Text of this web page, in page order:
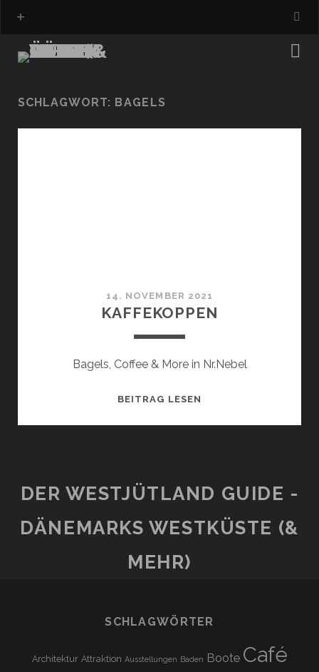
SCHLAGWORT: BAGELS
14. NOVEMBER 2021
KAFFEKOPPEN
Bagels, Coffee & More in Nr.Nebel
BEITRAG LESEN
DER WESTJÜTLAND GUIDE -
DÄNEMARKS WESTKÜSTE (&
MEHR)
SCHLAGWÖRTER
Architektur Attraktion Ausstellungen Baden Boote Café